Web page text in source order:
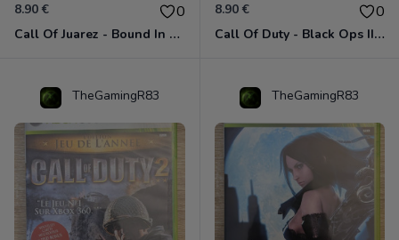
8.90 € 0
Call Of Juarez - Bound In Blood Xbox 360
8.90 € 0
Call Of Duty - Black Ops II Xbox 360
TheGamingR83 TheGamingR83